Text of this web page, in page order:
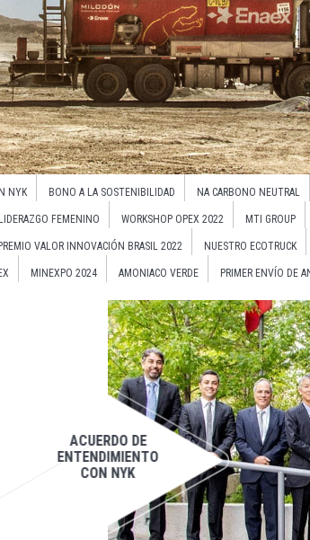
NYK BONO A LA SOSTENIBILIDAD NA CARBONO NEUTRAL
LIDERAZGO FEMENINO WORKSHOP OPEX 2022 MTI GROUP
PREMIO VALOR INNOVACIÓN BRASIL 2022 NUESTRO ECOTRUCK
MINEXPO 2024 AMONIACO VERDE PRIMER ENVÍO DE
ACUERDO DE
ENTENDIMIENTO
CON NYK